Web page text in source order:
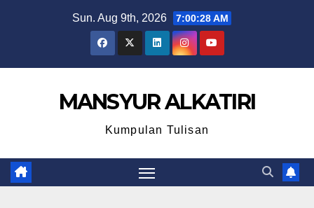
Sun. Aug 9th, 2026 7:00:29 AM
MANSYUR ALKATIRI
Kumpulan Tulisan